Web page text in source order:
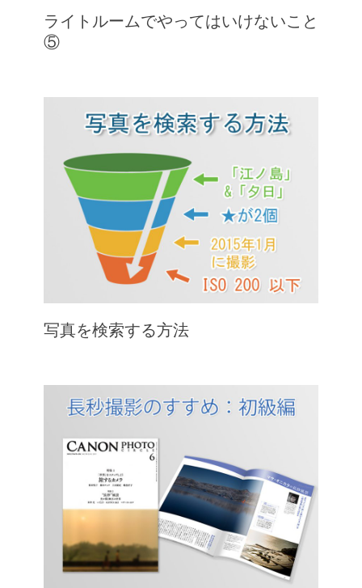
ライトルームでやってはいけないこと
⑤
写真を検索する方法